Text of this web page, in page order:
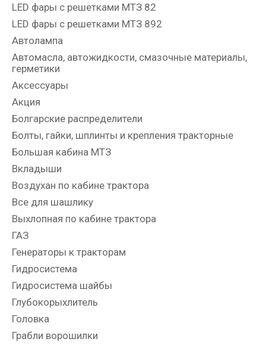
LED фары с решетками МТЗ 82
LED фары с решетками МТЗ 892
Автолампа
Автомасла, автожидкости, смазочные материалы,
герметики
Аксессуары
Акция
Болгарские распределители
Болты, гайки, шплинты и крепления тракторные
Большая кабина МТЗ
Вкладыши
Воздухан по кабине трактора
Все для шашлику
Выхлопная по кабине трактора
ГАЗ
Генераторы к тракторам
Гидросистема
Гидросистема шайбы
Глубокорыхлитель
Головка
Грабли ворошилки